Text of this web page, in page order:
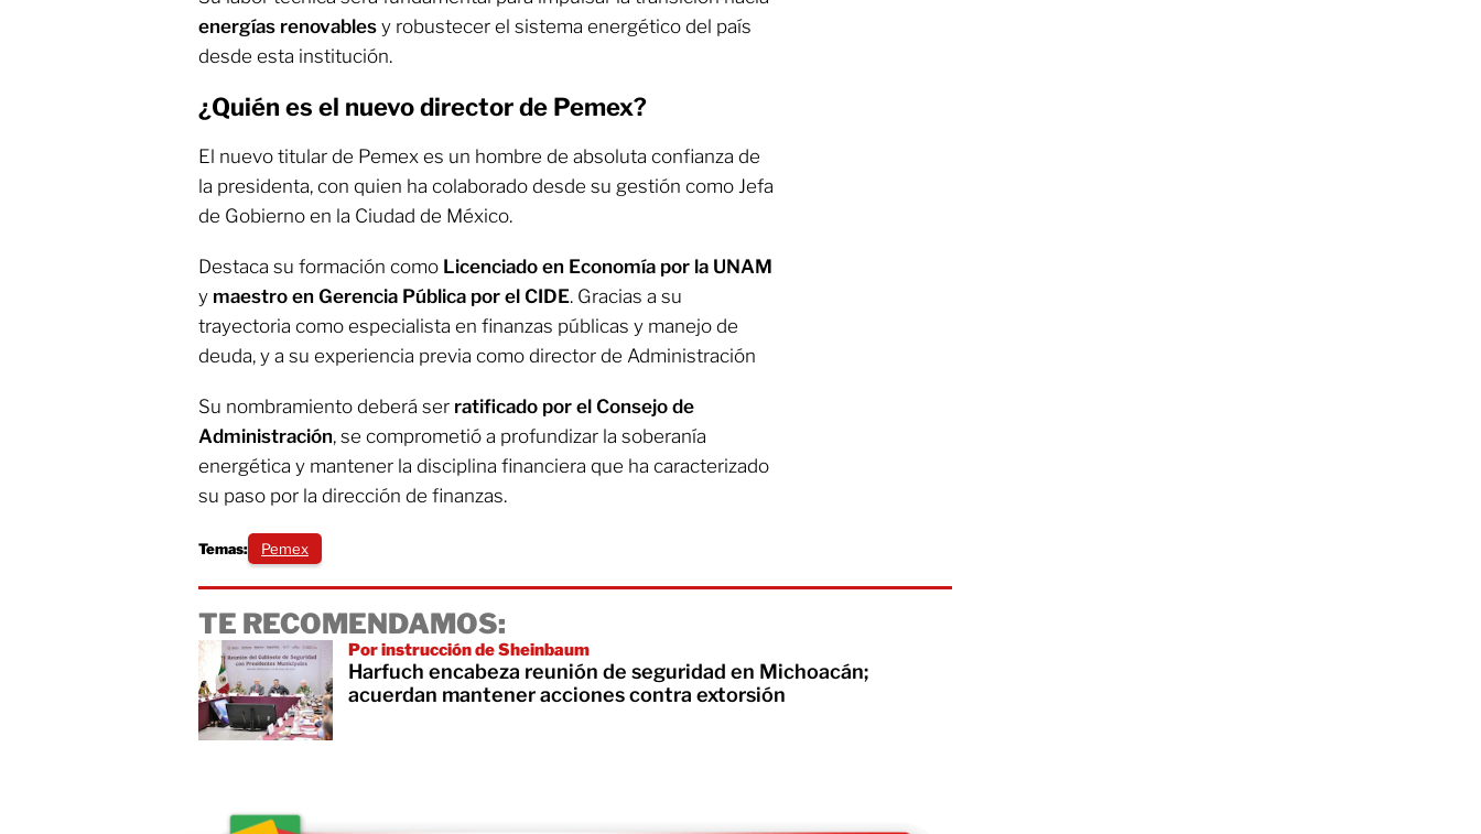
energías renovables y robustecer el sistema energético del país
desde esta institución.
¿Quién es el nuevo director de Pemex?
El nuevo titular de Pemex es un hombre de absoluta confianza de
la presidenta, con quien ha colaborado desde su gestión como Jefa
de Gobierno en la Ciudad de México.
Destaca su formación como Licenciado en Economía por la UNAM
y maestro en Gerencia Pública por el CIDE. Gracias a su
trayectoria como especialista en finanzas públicas y manejo de
deuda, y a su experiencia previa como director de Administración
Su nombramiento deberá ser ratificado por el Consejo de
Administración, se comprometió a profundizar la soberanía
energética y mantener la disciplina financiera que ha caracterizado
su paso por la dirección de finanzas.
Temas: Pemex
TE RECOMENDAMOS:
Por instrucción de Sheinbaum
Harfuch encabeza reunión de seguridad en Michoacán;
acuerdan mantener acciones contra extorsión